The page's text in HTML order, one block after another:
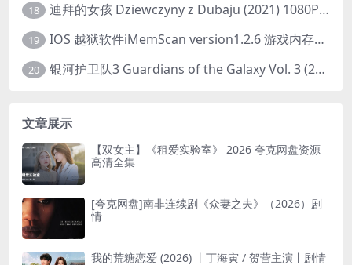
18 迪拜的女孩 Dziewczyny z Dubaju (2021) 1080P 中字
19 IOS 越狱软件iMemScan version1.2.6 游戏内存修改器
20 银河护卫队3 Guardians of the Galaxy Vol. 3 (2023)4K高清资源1080p只分享精品
文章展示
【双女主】《租爱实验室》 2026 夸克网盘资源
高清全集
[夸克网盘]南非连续剧《众妻之夫》（2026）剧
情
我的荒糖恋爱 (2026) 丨丁海寅 / 贺营主演丨剧情